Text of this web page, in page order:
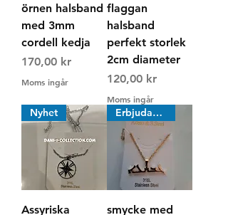
örnen halsband
med 3mm
cordell kedja
Pris
170,00 kr
Moms ingår
flaggan
halsband
perfekt storlek
2cm diameter
Pris
120,00 kr
Moms ingår
Nyhet
Assyriska
Erbjudande
smycke med